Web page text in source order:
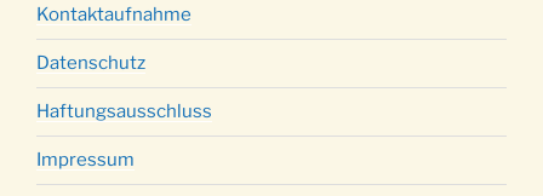
Kontaktaufnahme
Datenschutz
Haftungsausschluss
Impressum